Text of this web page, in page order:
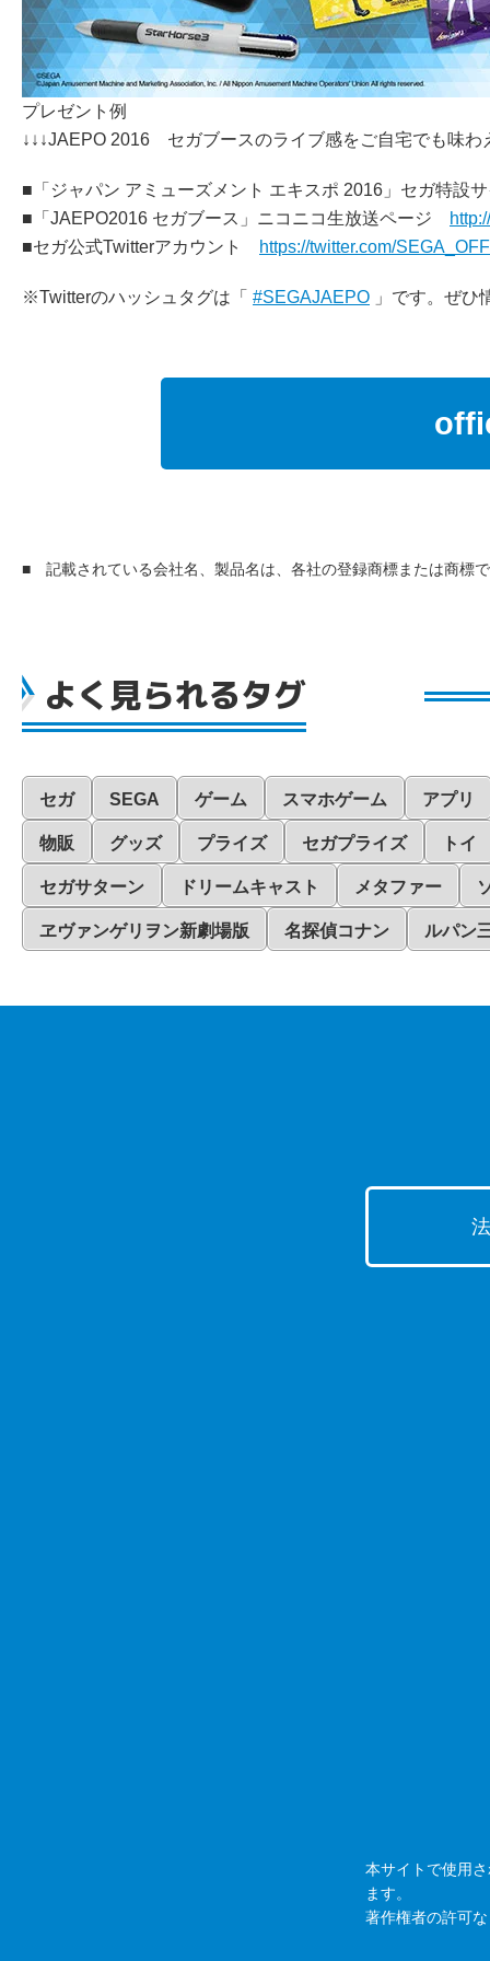
プレゼント例
↓↓↓JAEPO 2016 セガブースのライブ感をご自宅でも味わ
■「ジャパン アミューズメント エキスポ 2016」セガ特
■「JAEPO2016 セガブース」ニコニコ生放送ページ
■セガ公式Twitterアカウント
https://twitter.com/
※Twitterのハッシュタグは「 #SEGAJAEPO 」です。ぜひ
■ 記載されている会社名、製品名は、各社の登録商標または商標
よく見られるタグ
セガ SEGA ゲーム スマホゲーム アプリ
物販 グッズ プライズ セガプライズ トイ
セガサターン ドリームキャスト メタファー
ヱヴァンゲリヲン新劇場版 名探偵コナン ルパン
本サイトで使用
ます。
著作権者の許可